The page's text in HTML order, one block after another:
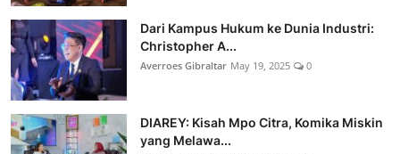
Dari Kampus Hukum ke Dunia Industri:
Christopher A...
Averroes Gibraltar May 19, 2025 0
DIAREY: Kisah Mpo Citra, Komika Miskin
yang Melawa...